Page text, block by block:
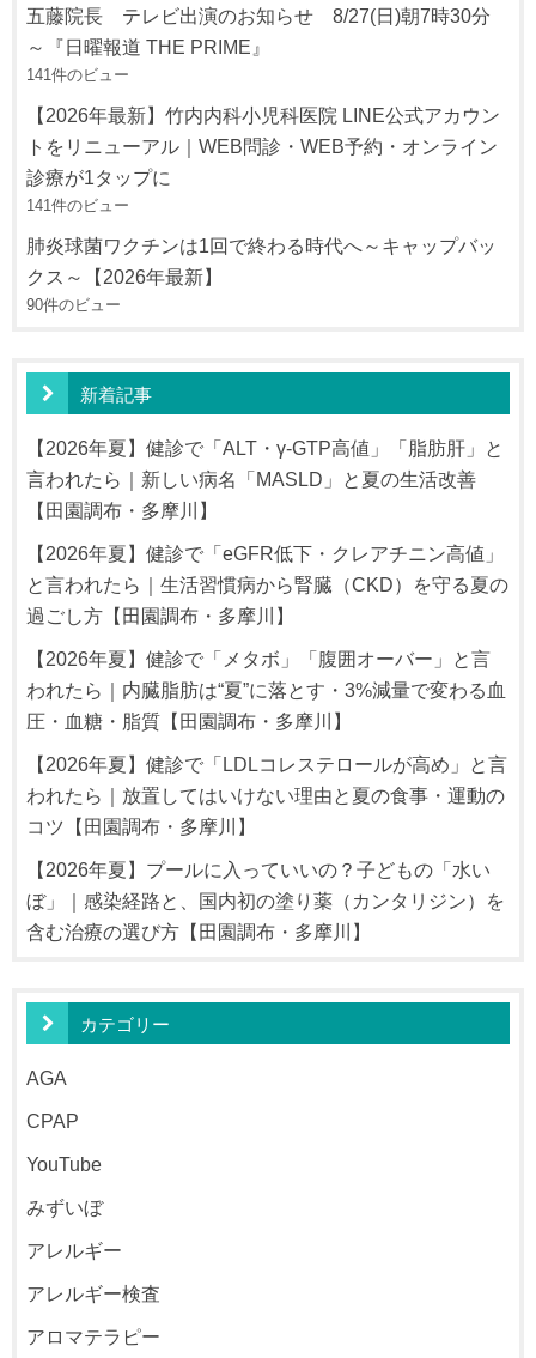
五藤院長 テレビ出演のお知らせ 8/27(日)朝7時30分
～『日曜報道 THE PRIME』
141件のビュー
【2026年最新】竹内内科小児科医院 LINE公式アカウン
トをリニューアル｜WEB問診・WEB予約・オンライン
診療が1タップに
141件のビュー
肺炎球菌ワクチンは1回で終わる時代へ～キャップバッ
クス～【2026年最新】
90件のビュー
新着記事
【2026年夏】健診で「ALT・γ-GTP高値」「脂肪肝」と
言われたら｜新しい病名「MASLD」と夏の生活改善
【田園調布・多摩川】
【2026年夏】健診で「eGFR低下・クレアチニン高値」
と言われたら｜生活習慣病から腎臓（CKD）を守る夏の
過ごし方【田園調布・多摩川】
【2026年夏】健診で「メタボ」「腹囲オーバー」と言
われたら｜内臓脂肪は“夏”に落とす・3%減量で変わる血
圧・血糖・脂質【田園調布・多摩川】
【2026年夏】健診で「LDLコレステロールが高め」と言
われたら｜放置してはいけない理由と夏の食事・運動の
コツ【田園調布・多摩川】
【2026年夏】プールに入っていいの？子どもの「水い
ぼ」｜感染経路と、国内初の塗り薬（カンタリジン）を
含む治療の選び方【田園調布・多摩川】
カテゴリー
AGA
CPAP
YouTube
みずいぼ
アレルギー
アレルギー検査
アロマテラピー